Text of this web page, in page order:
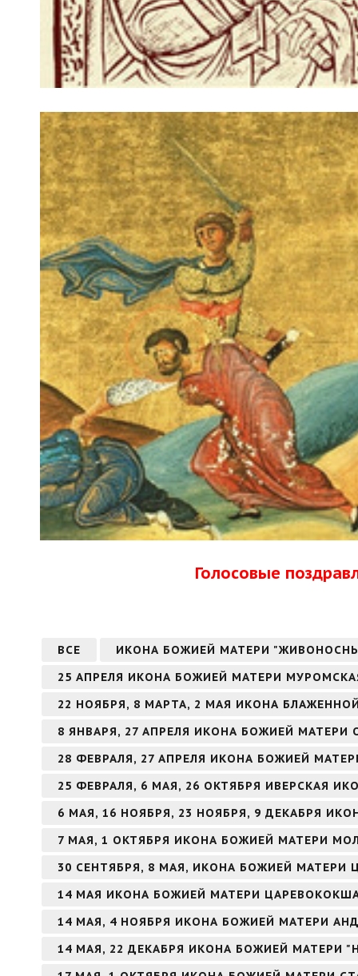
Голосовые
ВСЕ
ИКОНА БОЖИЕЙ МАТЕРИ
25 АПРЕЛЯ ИКОНА БОЖИЕЙ МАТЕРИ
22 НОЯБРЯ, 8 МАРТА, 2 МАЯ ИКОНА
8 ЯНВАРЯ, 27 АПРЕЛЯ ИКОНА БОЖИЕЙ МАТЕРИ
28 ФЕВРАЛЯ, 27 АПРЕЛЯ ИКОНА БОЖИЕЙ
25 ФЕВРАЛЯ, 6 МАЯ, 26 ОКТЯБРЯ ИВЕРСКАЯ
6 МАЯ, 16 НОЯБРЯ, 23 НОЯБРЯ, 9 ДЕКАБРЯ
7 МАЯ, 1 ОКТЯБРЯ ИКОНА БОЖИЕЙ МАТЕРИ
30 СЕНТЯБРЯ, 8 МАЯ, ИКОНА БОЖИЕЙ МАТЕРИ
14 МАЯ ИКОНА БОЖИЕЙ МАТЕРИ
14 МАЯ, 4 НОЯБРЯ ИКОНА БОЖИЕЙ МАТЕРИ
14 МАЯ, 22 ДЕКАБРЯ ИКОНА БОЖИЕЙ МАТЕРИ